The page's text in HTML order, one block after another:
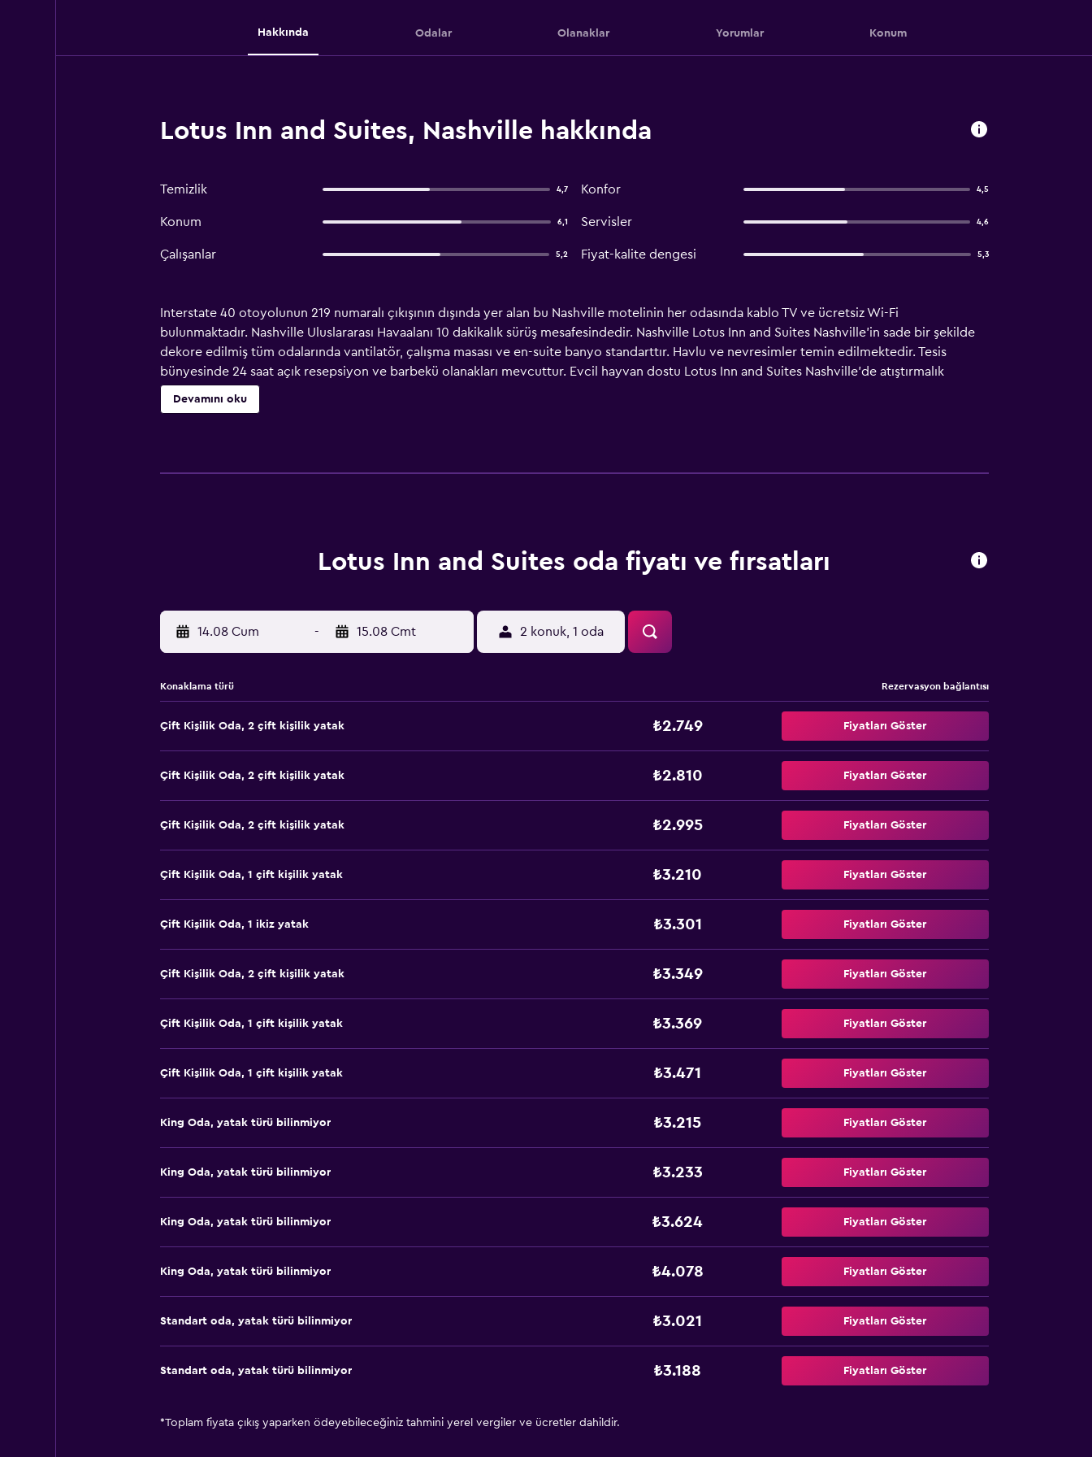
Hakkında Odalar Olanaklar Yorumlar Konum
Lotus Inn and Suites, Nashville hakkında
Temizlik 4,7 Konfor 4,5
Konum 6,1 Servisler 4,6
Çalışanlar 5,2 Fiyat-kalite dengesi 5,3
Interstate 40 otoyolunun 219 numaralı çıkışının dışında yer alan bu Nashville motelinin her odasında kablo TV ve ücretsiz Wi-Fi
bulunmaktadır. Nashville Uluslararası Havaalanı 10 dakikalık sürüş mesafesindedir. Nashville Lotus Inn and Suites Nashville'in sade bir şekilde
dekore edilmiş tüm odalarında vantilatör, çalışma masası ve en-suite banyo standarttır. Havlu ve nevresimler temin edilmektedir. Tesis
bünyesinde 24 saat açık resepsiyon ve barbekü olanakları mevcuttur. Evcil hayvan dostu Lotus Inn and Suites Nashville'de atıştırmalık
otomatı ve ücretsiz otopark bulunmaktadır. Motel, Grand Ole Opry'ye 8,3 kilometre, Nissan Stadyumu'na 13 kilometre ve Opryland Hotel'in
bahçesine 8,7 kilometre uzaklıktadır. Elm Hill Marina 4 dakikalık sürüş mesafesindedir.
Devamını oku
Lotus Inn and Suites oda fiyatı ve fırsatları
14.08 Cum - 15.08 Cmt 2 konuk, 1 oda
Konaklama türü Rezervasyon bağlantısı
Çift ​Kişilik Oda, 2 çift kişilik yatak ₺2.749 Fiyatları Göster
Çift ​Kişilik Oda, 2 çift kişilik yatak ₺2.810 Fiyatları Göster
Çift ​Kişilik Oda, 2 çift kişilik yatak ₺2.995 Fiyatları Göster
Çift ​Kişilik Oda, 1 çift kişilik yatak ₺3.210 Fiyatları Göster
Çift ​Kişilik Oda, 1 ikiz yatak ₺3.301 Fiyatları Göster
Çift ​Kişilik Oda, 2 çift kişilik yatak ₺3.349 Fiyatları Göster
Çift ​Kişilik Oda, 1 çift kişilik yatak ₺3.369 Fiyatları Göster
Çift ​Kişilik Oda, 1 çift kişilik yatak ₺3.471 Fiyatları Göster
King Oda, yatak türü bilinmiyor ₺3.215 Fiyatları Göster
King Oda, yatak türü bilinmiyor ₺3.233 Fiyatları Göster
King Oda, yatak türü bilinmiyor ₺3.624 Fiyatları Göster
King Oda, yatak türü bilinmiyor ₺4.078 Fiyatları Göster
Standart oda, yatak türü bilinmiyor ₺3.021 Fiyatları Göster
Standart oda, yatak türü bilinmiyor ₺3.188 Fiyatları Göster
*Toplam fiyata çıkış yaparken ödeyebileceğiniz tahmini yerel vergiler ve ücretler dahildir.